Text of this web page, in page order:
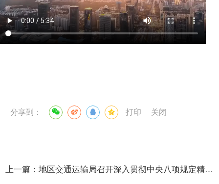
分享到： 打印 关闭
上一篇： 地区交通运输局召开深入贯彻中央八项规定精神学习教育征求意见座谈会